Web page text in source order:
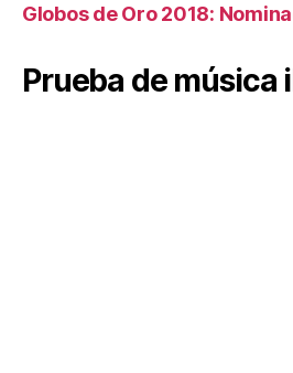
Globos de Oro 2018:
Prueba de música